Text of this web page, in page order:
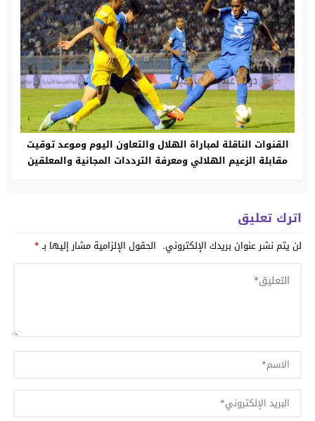
القنوات الناقلة لمباراة الهلال والتعاون اليوم وموعد توقيت
مقابلة الزعيم الهلالي ومعرفة الترددات المجانية والمعلقين
اترك تعليق
لن يتم نشر عنوان بريدك الإلكتروني. الحقول الإلزامية مشار إليها بـ*